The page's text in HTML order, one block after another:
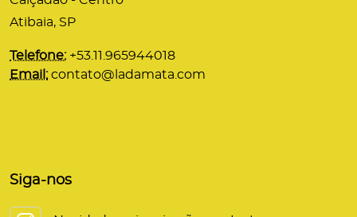
Atibaia, SP
Telefone: +53.11.965944018
Email: contato@ladamata.com
Siga-nos